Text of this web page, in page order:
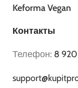
Keforma Vegan
Контакты
Телефон: 8 920